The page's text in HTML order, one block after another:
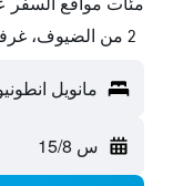
2 من الضيوف، غرفة واحدة
مانويل
س 15/8